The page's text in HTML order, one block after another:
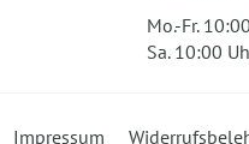
Mo.-Fr.
Sa. 10:00
Impressum